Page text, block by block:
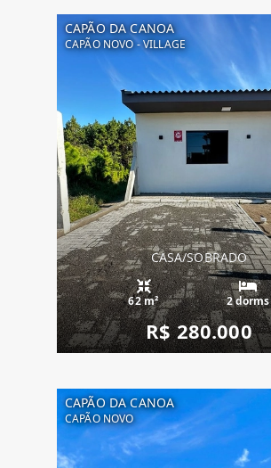
CAPÃO DA CANOA
CAPÃO NOVO - VILLAGE
CASA/SOBRADO
62 m² 2 dorms
R$ 280.000
CAPÃO DA CANOA
CAPÃO NOVO